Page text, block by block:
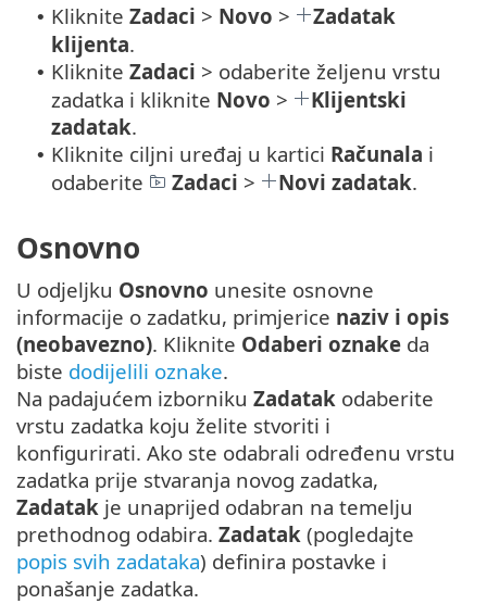
• Kliknite Zadaci > Novo >
Zadatak
klijenta.
• Kliknite Zadaci > odaberite željenu vrstu
zadatka i kliknite Novo >
Klijentski
zadatak.
• Kliknite ciljni uređaj u kartici Računala i
odaberite
Zadaci > Novi zadatak.
Osnovno
U odjeljku Osnovno unesite osnovne
informacije o zadatku, primjerice naziv i opis
(neobavezno). Kliknite Odaberi oznake da
biste dodijelili oznake.
Na padajućem izborniku Zadatak odaberite
vrstu zadatka koju želite stvoriti i
konfigurirati. Ako ste odabrali određenu vrstu
zadatka prije stvaranja novog zadatka,
Zadatak je unaprijed odabran na temelju
prethodnog odabira. Zadatak (pogledajte
popis svih zadataka) definira postavke i
ponašanje zadatka.